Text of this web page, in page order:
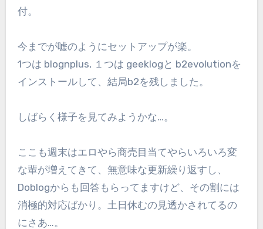
付。
今までが嘘のようにセットアップが楽。
1つは blognplus, １つは geeklogと b2evolutionを
インストールして、結局b2を残しました。
しばらく様子を見てみようかな…。
ここも週末はエロやら商売目当てやらいろいろ変
な輩が増えてきて、無意味な更新繰り返すし、
Doblogからも回答もらってますけど、その割には
消極的対応ばかり。土日休むの見透かされてるの
にさあ…。